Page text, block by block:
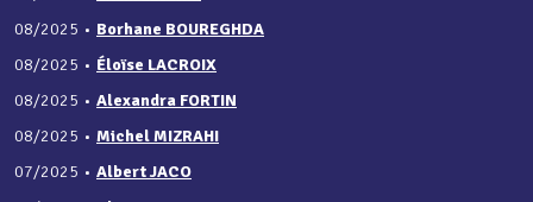
08/2025 • Borhane BOUREGHDA
08/2025 • Éloïse LACROIX
08/2025 • Alexandra FORTIN
08/2025 • Michel MIZRAHI
07/2025 • Albert JACO